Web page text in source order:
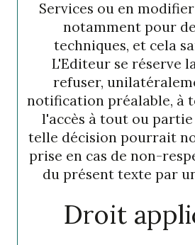
Services ou en
notamment pour
techniques, et cela
L'Editeur se réserve
refuser,
notification préalable, à
l'accès à tout ou partie
telle décision pourrait
prise en cas de non-
du présent texte par
Droit